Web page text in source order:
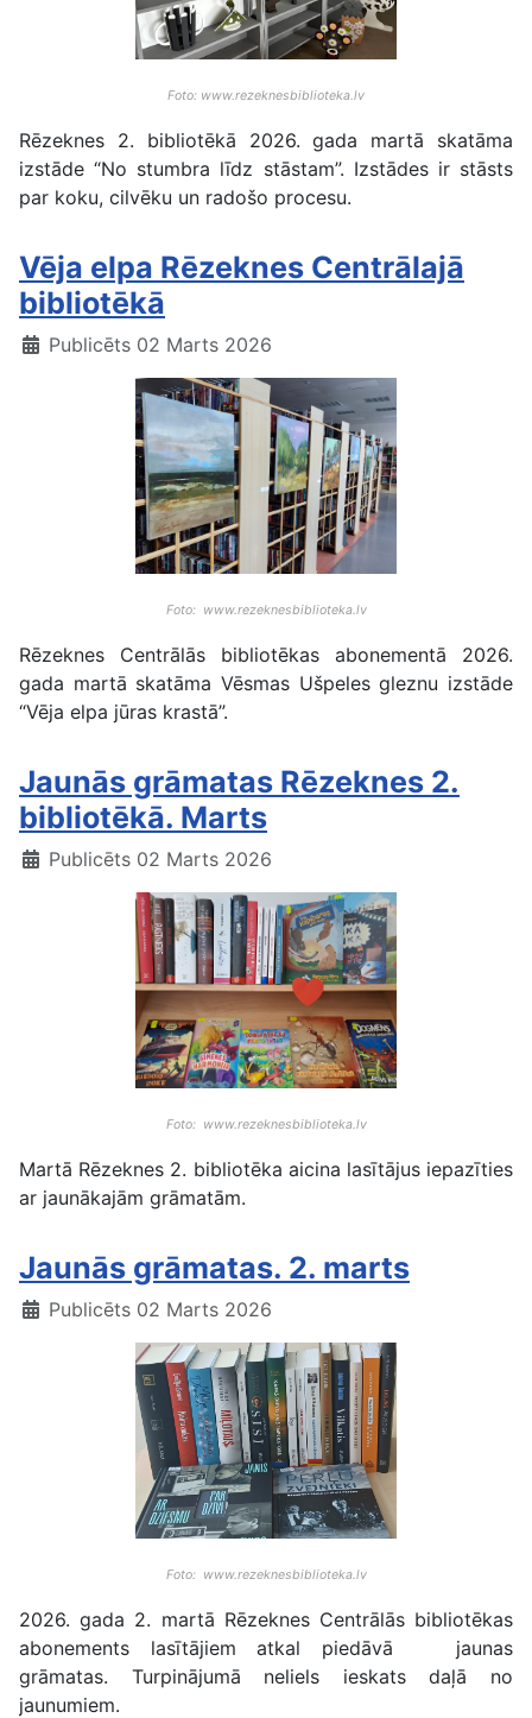
Foto: www.rezeknesbiblioteka.lv
Rēzeknes 2. bibliotēkā 2026. gada martā skatāma
izstāde “No stumbra līdz stāstam”. Izstādes ir stāsts
par koku, cilvēku un radošo procesu.
Vēja elpa Rēzeknes Centrālajā
bibliotēkā
Publicēts 02 Marts 2026
Foto: www.rezeknesbiblioteka.lv
Rēzeknes Centrālās bibliotēkas abonementā 2026.
gada martā skatāma Vēsmas Ušpeles gleznu izstāde
“Vēja elpa jūras krastā”.
Jaunās grāmatas Rēzeknes 2.
bibliotēkā. Marts
Publicēts 02 Marts 2026
Foto: www.rezeknesbiblioteka.lv
Martā Rēzeknes 2. bibliotēka aicina lasītājus iepazīties
ar jaunākajām grāmatām.
Jaunās grāmatas. 2. marts
Publicēts 02 Marts 2026
Foto: www.rezeknesbiblioteka.lv
2026. gada 2. martā Rēzeknes Centrālās bibliotēkas
abonements lasītājiem atkal piedāvā jaunas
grāmatas. Turpinājumā neliels ieskats daļā no
jaunumiem.